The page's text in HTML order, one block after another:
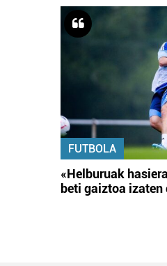
FUTBOLA
«Helburuak
beti gaiztoa izaten